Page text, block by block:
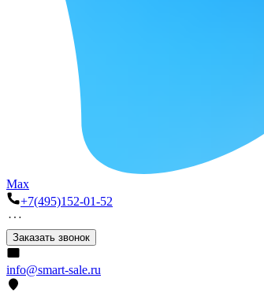
Max
+7(495)152-01-52
Заказать звонок
info@smart-sale.ru